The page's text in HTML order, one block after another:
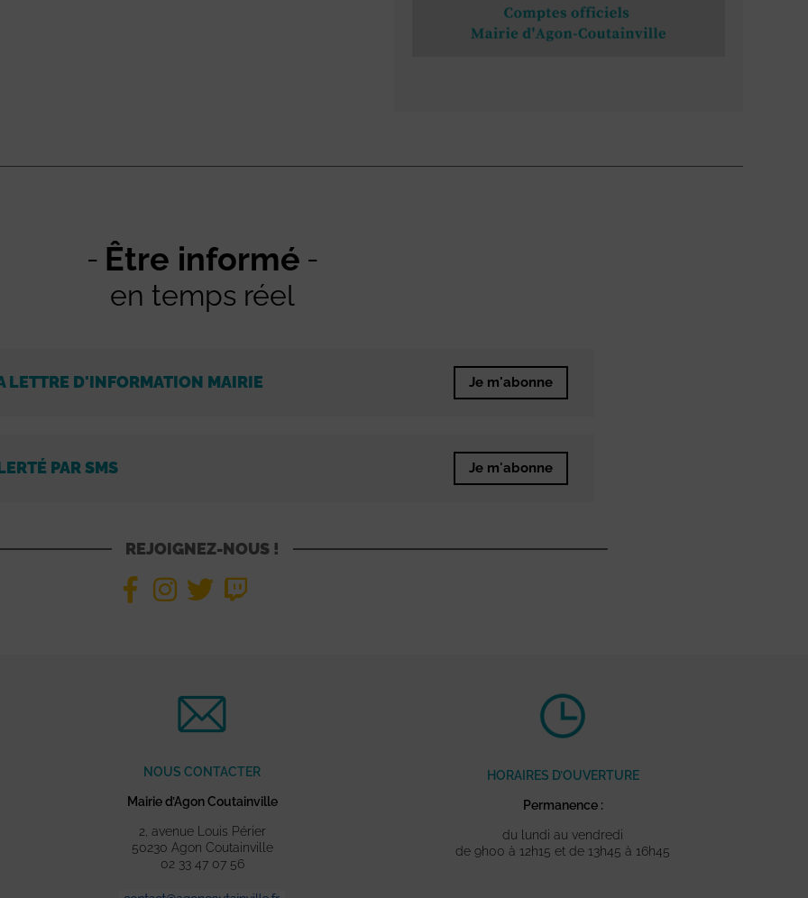
Être informé
en temps réel
LETTRE D'INFORMATION MAIRIE Je m'abonne
PAR SMS Je m'abonne
REJOIGNEZ-NOUS !
NOUS CONTACTER
Mairie d’Agon Coutainville
2, avenue Louis Périer
50230 Agon Coutainville
02 33 47 07 56
HORAIRES D’OUVERTURE
Permanence :
du lundi au vendredi
de 9h00 à 12h15 et de 13h45 à 16h45